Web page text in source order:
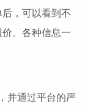
，可以看到不
。各种信息一
通过平台的严